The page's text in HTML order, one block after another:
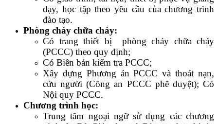
dạy, học tập theo yêu cầu của chương trình
đào tạo.
Phòng cháy chữa cháy:
Có trang thiết bị phòng cháy chữa cháy
(PCCC) theo quy định;
Có Biên bản kiểm tra PCCC;
Xây dựng Phương án PCCC và thoát nạn,
cứu người (Công an PCCC phê duyệt); Có
Nội quy PCCC.
Chương trình học:
Trung tâm ngoại ngữ sử dụng các chương